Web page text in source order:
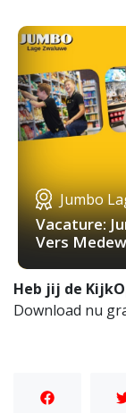
Jumbo
Vacature:
Vers
Heb jij de
Download nu